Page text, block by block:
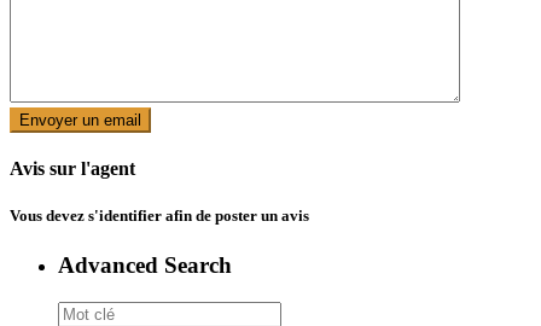
Avis sur l'agent
Vous devez s'identifier afin de poster un avis
Advanced Search